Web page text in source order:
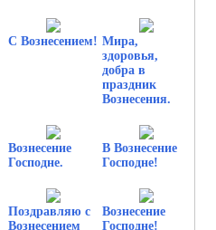
С Вознесением! Мира,
здоровья,
добра в
праздник
Вознесения.
Вознесение
Господне.
В Вознесение
Господне!
Поздравляю с
Вознесением
Вознесение
Господне!